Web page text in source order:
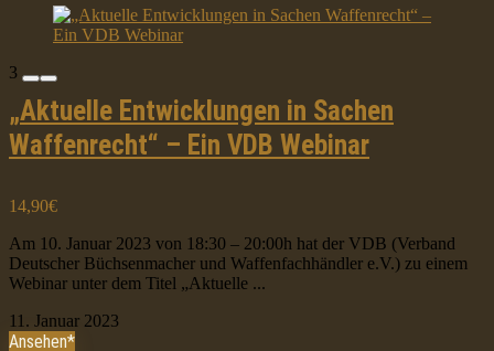
3
„Aktuelle Entwicklungen in Sachen
Waffenrecht“ – Ein VDB Webinar
14,90€
Am 10. Januar 2023 von 18:30 – 20:00h hat der VDB (Verband
Deutscher Büchsenmacher und Waffenfachhändler e.V.) zu einem
Webinar unter dem Titel „Aktuelle ...
11. Januar 2023
Ansehen*